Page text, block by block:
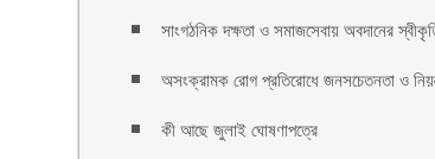
সাংগঠনিক দক্ষতা ও সমাজসেবায় অবদানের
অসংক্রামক রোগ প্রতিরোধে জনসচেতনতা ও
কী আছে জুলাই ঘোষণাপত্রে